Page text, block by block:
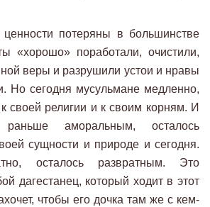
ценности потеряны в большинстве
«хорошо» поработали, очистили,
веры и разрушили устои и нравы
Но сегодня мусульмане медленно,
своей религии и к своим корням. И
аморальным, осталось
сущности и природе и сегодня.
осталось развратным. Это
дагестанец, который ходит в этот
чтобы его дочка там же с кем-